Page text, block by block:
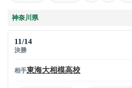
神奈川県
11/14
決勝
相手東海大相模高校